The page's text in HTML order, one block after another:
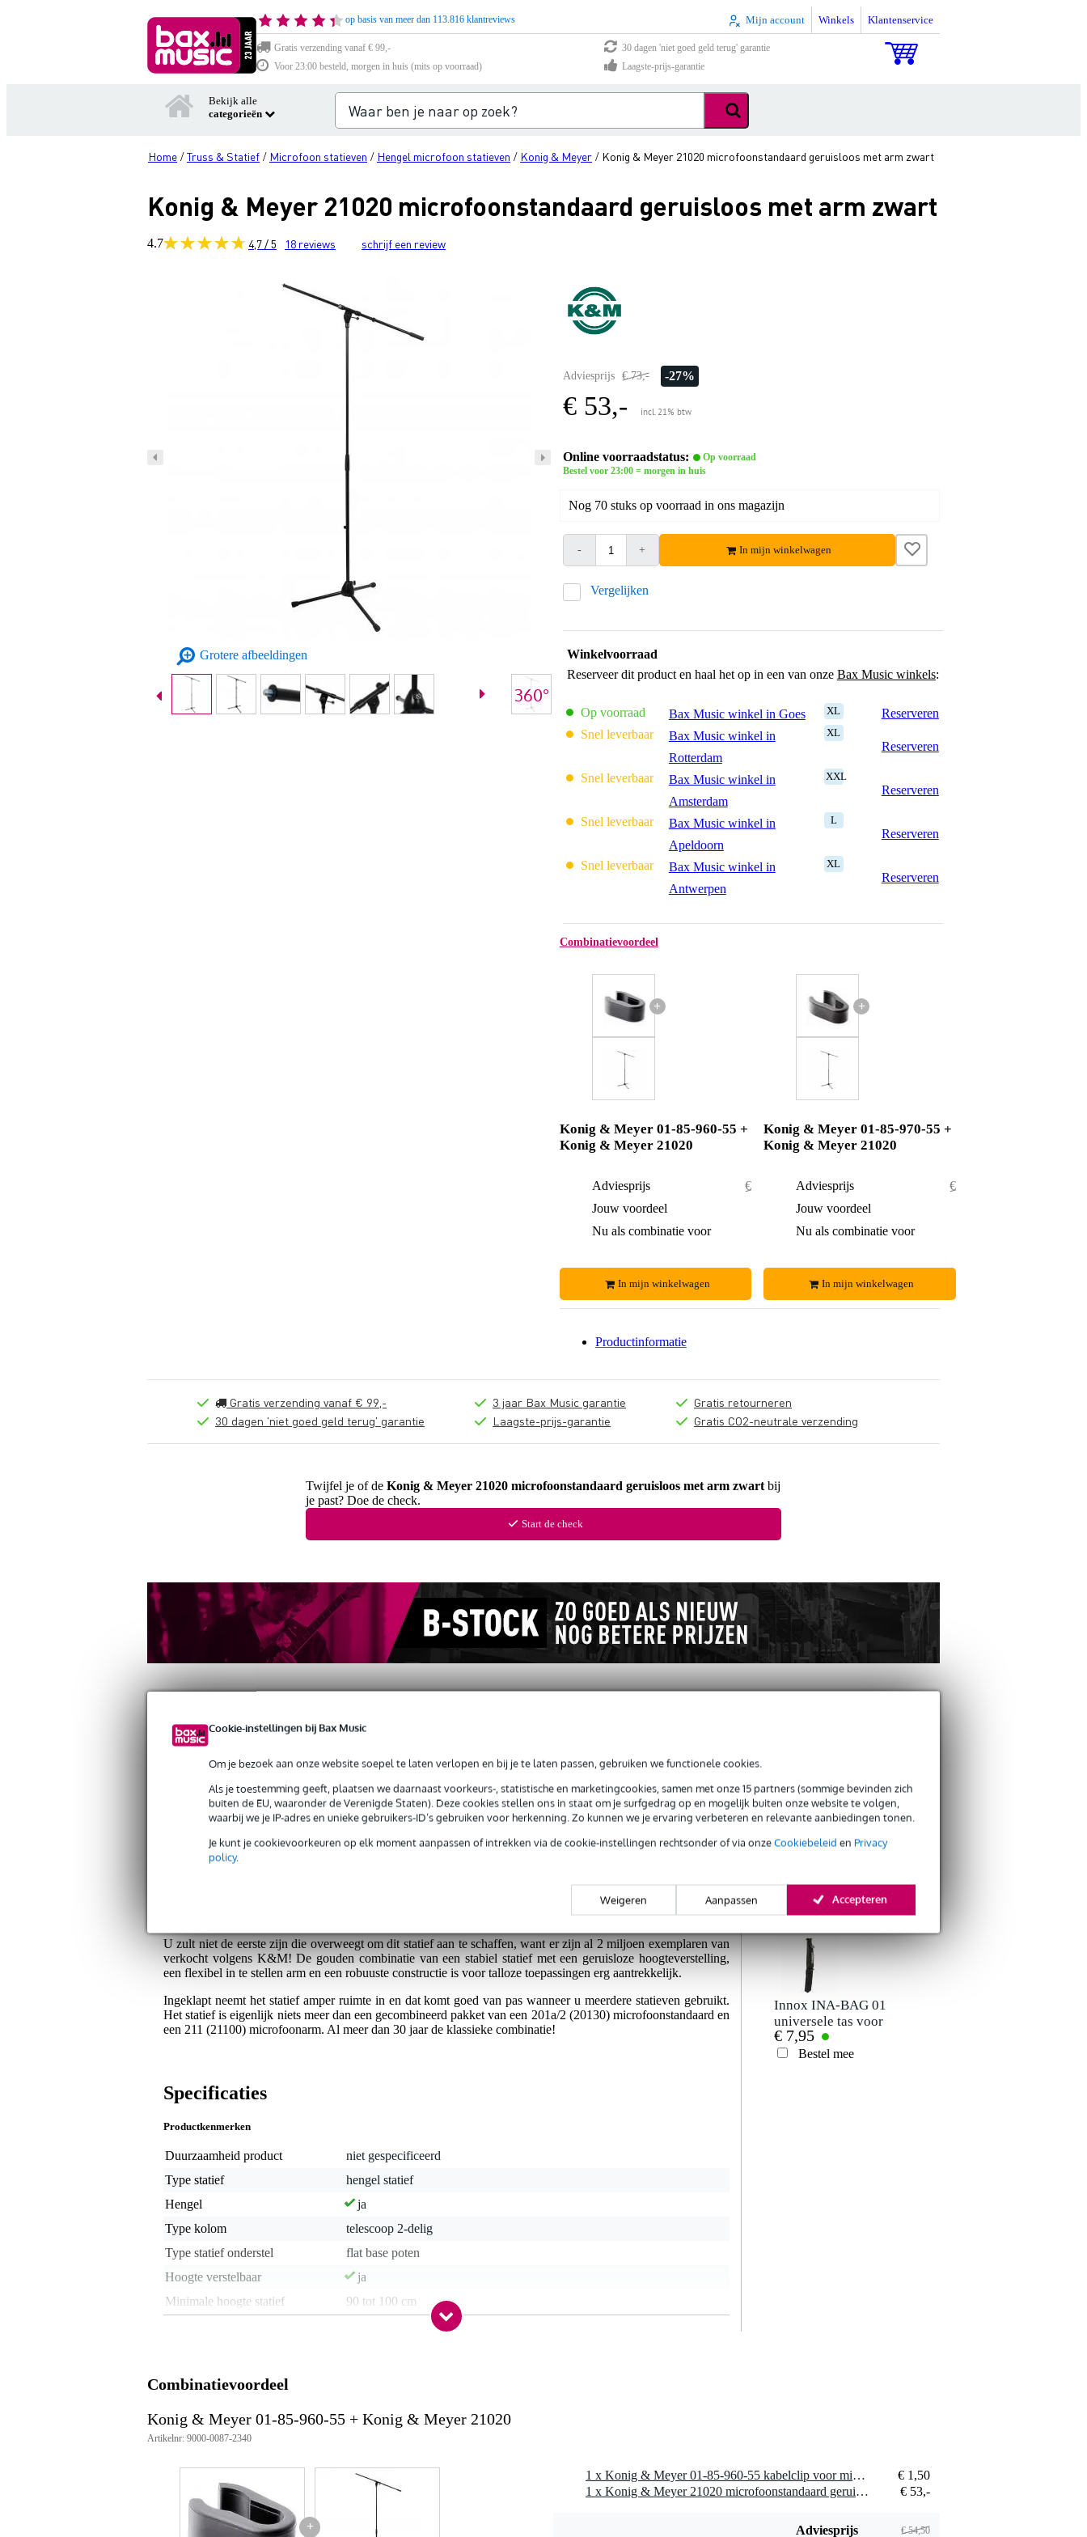
Cookie-instellingen bij Bax Music
Om je bezoek aan onze website soepel te laten verlopen en bij je te laten passen, gebruiken we functionele cookies.
Als je toestemming geeft, plaatsen we daarnaast voorkeurs-, statistische en marketingcookies, samen met onze 15 partners (sommige bevinden zich
buiten de EU, waaronder de Verenigde Staten). Deze cookies stellen ons in staat om je surfgedrag op en mogelijk buiten onze website te volgen,
waarbij we je IP-adres en unieke gebruikers-ID’s gebruiken voor herkenning. Zo kunnen we je ervaring verbeteren en relevante aanbiedingen tonen.
Je kunt je cookievoorkeuren op elk moment aanpassen of intrekken via de cookie-instellingen rechtsonder of via onzeCookiebeleid en Privacy
policy.
Weigeren Aanpassen Accepteren
op basis van meer dan 113.816 klantreviews Mijn account Winkels Klantenservice
Gratis verzending vanaf € 99,-
30 dagen 'niet goed geld terug' garantie
Voor 23:00 besteld, morgen in huis (mits op voorraad)
Laagste-prijs-garantie
Bekijk alle
categorieën
Home /Truss & Statief / Microfoon statieven / Hengel microfoon statieven / Konig & Meyer / Konig & Meyer 21020 microfoonstandaard geruisloos met arm zwart
Konig & Meyer 21020 microfoonstandaard geruisloos met arm zwart
4.7 4,7 / 5 18reviews schrijf een review
Grotere afbeeldingen
Adviesprijs € 73,- -27%
€ 53,- incl. 21% btw
Online voorraadstatus:
Op voorraad
Bestel voor 23:00 = morgen in huis
Nog 70 stuks op voorraad in ons magazijn
- + In mijn winkelwagen
Vergelijken
Winkelvoorraad
Reserveer dit product en haal het op in een van onze Bax Music winkels:
Op voorraad Bax Music winkel in Goes XL
Reserveren
Snel leverbaar
Bax Music winkel in
Rotterdam
XL
Reserveren
Snel leverbaar
Bax Music winkel in
Amsterdam
XXL
Reserveren
Snel leverbaar
Bax Music winkel in
Apeldoorn
L
Reserveren
Snel leverbaar
Bax Music winkel in
Antwerpen
XL
Reserveren
Combinatievoordeel
+
Konig & Meyer 01-85-960-55 +
Konig & Meyer 21020
Adviesprijs
€ 54,50
Jouw voordeel
Nu als combinatie voor
In mijn winkelwagen
+
Konig & Meyer 01-85-970-55 +
Konig & Meyer 21020
Adviesprijs
€ 54,50
Jouw voordeel
Nu als combinatie voor
In mijn winkelwagen
Productinformatie
Gratis verzending vanaf € 99,-
30 dagen 'niet goed geld terug' garantie
3 jaar Bax Music garantie
Laagste-prijs-garantie
Gratis retourneren
Gratis CO2-neutrale verzending
Twijfel je of de Konig & Meyer 21020 microfoonstandaard geruisloos met arm zwart bij
je past? Doe de check.
Start de check
Productinformatie
S-210/2black
Servicebelofte
Bax Music Garantie
U zult niet de eerste zijn die overweegt om dit statief aan te schaffen, want er zijn al 2 miljoen exemplaren van
verkocht volgens K&M! De gouden combinatie van een stabiel statief met een geruisloze hoogteverstelling,
een flexibel in te stellen arm en een robuuste constructie is voor talloze toepassingen erg aantrekkelijk.
Ingeklapt neemt het statief amper ruimte in en dat komt goed van pas wanneer u meerdere statieven gebruikt.
Het statief is eigenlijk niets meer dan een gecombineerd pakket van een 201a/2 (20130) microfoonstandaard en
een 211 (21100) microfoonarm. Al meer dan 30 jaar de klassieke combinatie!
Specificaties
Productkenmerken
Duurzaamheid product
niet gespecificeerd
Type statief
hengel statief
Hengel
ja
Type kolom
telescoop 2-delig
Type statief onderstel
flat base poten
Hoogte verstelbaar
ja
Minimale hoogte statief
90 tot 100 cm
Kleur
zwart
Meegeleverde statief
accessoires
geen
Aantal statieven
microfoonstatief en
€ 19,95
Bestel mee
Innox INA-BAG 01
universele tas voor
statieven
€ 7,95
Bestel mee
Combinatievoordeel
Konig & Meyer 01-85-960-55 + Konig & Meyer 21020
Artikelnr: 9000-0087-2340
+
1 x Konig & Meyer 01-85-960-55 kabelclip voor microfoon hengelstatieven
€ 1,50
1 x Konig & Meyer 21020 microfoonstandaard geruisloos met arm zwart
€ 53,-
Adviesprijs € 54,50